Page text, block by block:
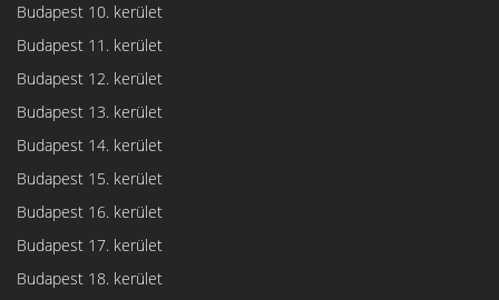
Budapest 10. kerület
Budapest 11. kerület
Budapest 12. kerület
Budapest 13. kerület
Budapest 14. kerület
Budapest 15. kerület
Budapest 16. kerület
Budapest 17. kerület
Budapest 18. kerület